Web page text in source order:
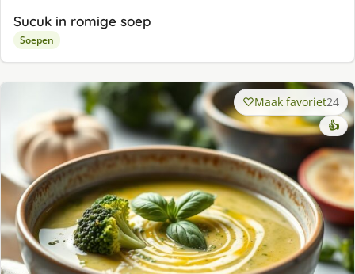
Sucuk in romige soep
Soepen
Maak favoriet24
👍